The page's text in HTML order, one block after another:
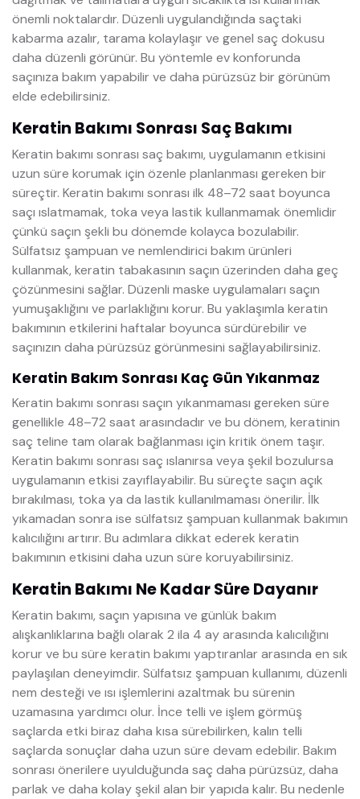
önemli noktalardır. Düzenli uygulandığında saçtaki
kabarma azalır, tarama kolaylaşır ve genel saç dokusu
daha düzenli görünür. Bu yöntemle ev konforunda
saçınıza bakım yapabilir ve daha pürüzsüz bir görünüm
elde edebilirsiniz.
Keratin Bakımı Sonrası Saç Bakımı
Keratin bakımı sonrası saç bakımı, uygulamanın etkisini
uzun süre korumak için özenle planlanması gereken bir
süreçtir. Keratin bakımı sonrası ilk 48–72 saat boyunca
saçı ıslatmamak, toka veya lastik kullanmamak önemlidir
çünkü saçın şekli bu dönemde kolayca bozulabilir.
Sülfatsız şampuan ve nemlendirici bakım ürünleri
kullanmak, keratin tabakasının saçın üzerinden daha geç
çözünmesini sağlar. Düzenli maske uygulamaları saçın
yumuşaklığını ve parlaklığını korur. Bu yaklaşımla keratin
bakımının etkilerini haftalar boyunca sürdürebilir ve
saçınızın daha pürüzsüz görünmesini sağlayabilirsiniz.
Keratin Bakım Sonrası Kaç Gün Yıkanmaz
Keratin bakımı sonrası saçın yıkanmaması gereken süre
genellikle 48–72 saat arasındadır ve bu dönem, keratinin
saç teline tam olarak bağlanması için kritik önem taşır.
Keratin bakımı sonrası saç ıslanırsa veya şekil bozulursa
uygulamanın etkisi zayıflayabilir. Bu süreçte saçın açık
bırakılması, toka ya da lastik kullanılmaması önerilir. İlk
yıkamadan sonra ise sülfatsız şampuan kullanmak bakımın
kalıcılığını artırır. Bu adımlara dikkat ederek keratin
bakımının etkisini daha uzun süre koruyabilirsiniz.
Keratin Bakımı Ne Kadar Süre Dayanır
Keratin bakımı, saçın yapısına ve günlük bakım
alışkanlıklarına bağlı olarak 2 ila 4 ay arasında kalıcılığını
korur ve bu süre keratin bakımı yaptıranlar arasında en sık
paylaşılan deneyimdir. Sülfatsız şampuan kullanımı, düzenli
nem desteği ve ısı işlemlerini azaltmak bu sürenin
uzamasına yardımcı olur. İnce telli ve işlem görmüş
saçlarda etki biraz daha kısa sürebilirken, kalın telli
saçlarda sonuçlar daha uzun süre devam edebilir. Bakım
sonrası önerilere uyulduğunda saç daha pürüzsüz, daha
parlak ve daha kolay şekil alan bir yapıda kalır. Bu nedenle